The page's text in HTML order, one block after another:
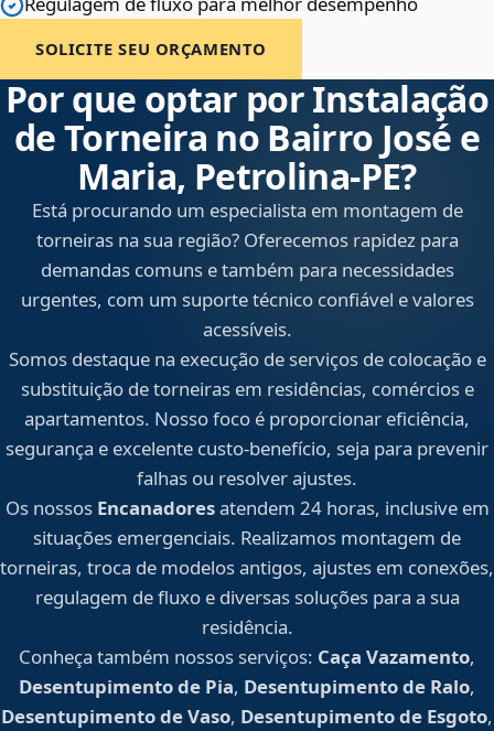
SOLICITE SEU ORÇAMENTO
Por que optar por Instalação
de Torneira no Bairro José e
Maria, Petrolina‑PE?
Está procurando um especialista em montagem de
torneiras na sua região? Oferecemos rapidez para
demandas comuns e também para necessidades
urgentes, com um suporte técnico confiável e valores
acessíveis.
Somos destaque na execução de serviços de colocação e
substituição de torneiras em residências, comércios e
apartamentos. Nosso foco é proporcionar eficiência,
segurança e excelente custo-benefício, seja para prevenir
falhas ou resolver ajustes.
Os nossos Encanadoresatendem 24 horas, inclusive em
situações emergenciais. Realizamos montagem de
torneiras, troca de modelos antigos, ajustes em conexões,
regulagem de fluxo e diversas soluções para a sua
residência.
Conheça também nossos serviços: Caça Vazamento,
Desentupimento de Pia, Desentupimento de Ralo,
Desentupimento de Vaso, Desentupimento de Esgoto,